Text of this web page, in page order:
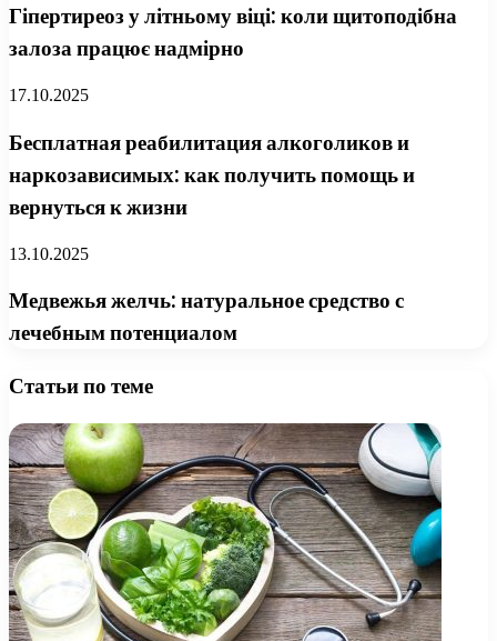
Гіпертиреоз у літньому віці: коли щитоподібна
залоза працює надмірно
17.10.2025
Бесплатная реабилитация алкоголиков и
наркозависимых: как получить помощь и
вернуться к жизни
13.10.2025
Медвежья желчь: натуральное средство с
лечебным потенциалом
Статьи по теме